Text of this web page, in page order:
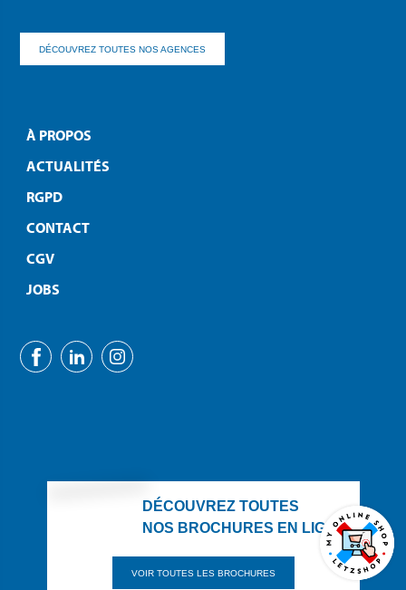
DÉCOUVREZ TOUTES NOS AGENCES
À PROPOS
ACTUALITÉS
RGPD
CONTACT
CGV
JOBS
DÉCOUVREZ TOUTES
NOS BROCHURES EN LIGNE
VOIR TOUTES LES BROCHURES